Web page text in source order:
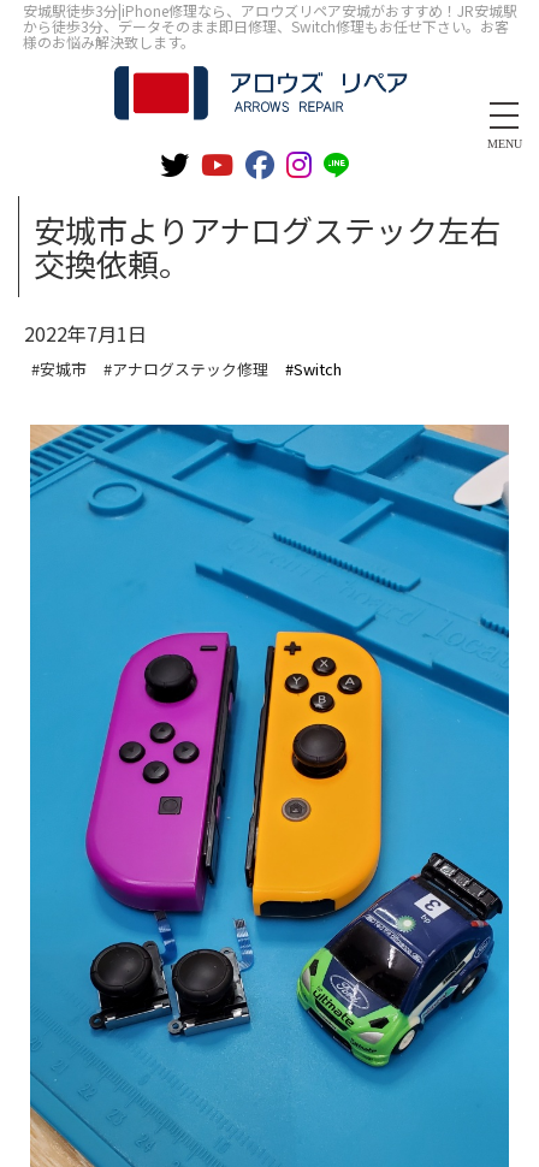
安城駅徒歩3分|iPhone修理なら、アロウズリペア安城がおすすめ！JR安城駅
から徒歩3分、データそのまま即日修理、Switch修理もお任せ下さい。お客
様のお悩み解決致します。
MENU
安城市よりアナログステック左右
交換依頼。
2022年7月1日
#安城市 #アナログステック修理 #Switch